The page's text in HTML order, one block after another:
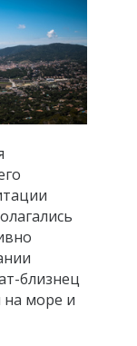
близнец
море и